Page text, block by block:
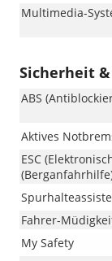
Multimedia-
Sicherheit
ABS
Aktives
ESC
Fahrer-
My Safety